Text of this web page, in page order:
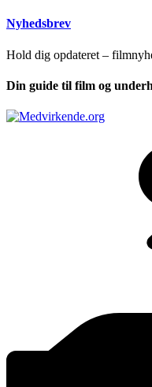
Nyhedsbrev
Hold dig opdateret –
Din guide til film og